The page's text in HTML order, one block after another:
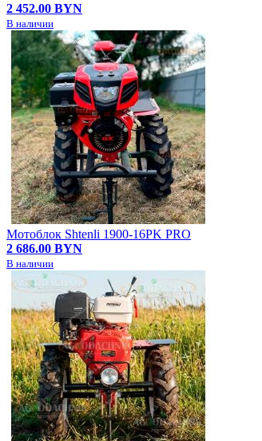
2 452.00 BYN
В наличии
Мотоблок Shtenli 1900-16PK PRO
2 686.00 BYN
В наличии